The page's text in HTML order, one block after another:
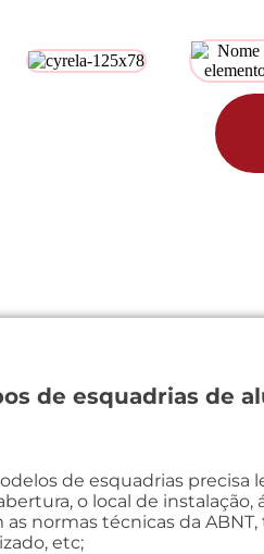
de esquadrias de
de esquadrias precisa
o local de instalação,
as normas técnicas da
etc;